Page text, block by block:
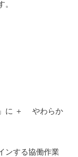
に ＋ やわらか
ンする協働作業